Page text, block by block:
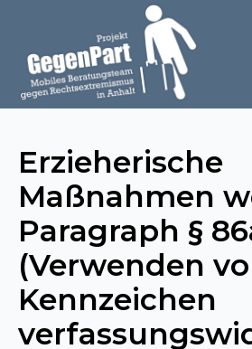
Erzieherische
Maßnahmen
Paragraph §
(Verwenden
Kennzeichen